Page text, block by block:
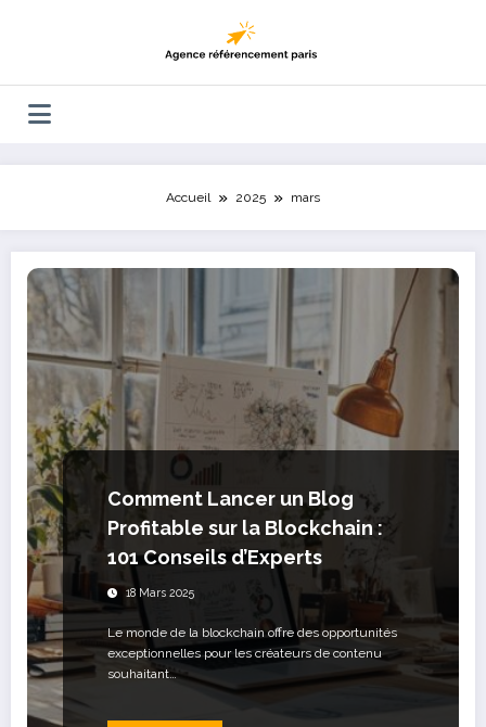
Accueil 2025 mars
Comment Lancer un Blog
Profitable sur la Blockchain :
101 Conseils d’Experts
18 Mars 2025
Le monde de la blockchain offre des opportunités
exceptionnelles pour les créateurs de contenu
souhaitant…